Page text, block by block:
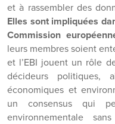
et à rassembler des
Elles sont impliquées
Commission
leurs membres soient
et l’EBI jouent un rôle
décideurs politiques,
économiques et
un consensus qui
environnementale